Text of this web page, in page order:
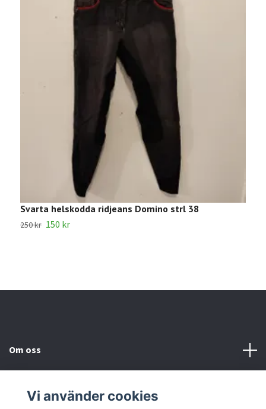
Svarta helskodda ridjeans Domino strl 38
250 kr 150 kr
Om oss
Vi använder cookies